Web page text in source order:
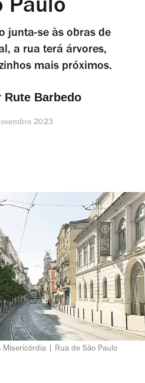
Paulo
junta-se às obras de
a rua terá árvores,
mais próximos.
Rute Barbedo
2023
Misericórdia | Rua de São Paulo